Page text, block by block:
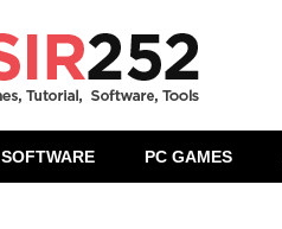
SOFTWARE PC GAMES